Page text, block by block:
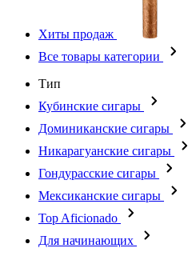
Хиты продаж
Все товары категории
Тип
Кубинские сигары
Доминиканские сигары
Никарагуанские сигары
Гондурасские сигары
Мексиканские сигары
Top Aficionado
Для начинающих